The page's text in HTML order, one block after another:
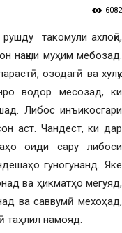
6082
такомули ахлоқӣ,
нақши муҳим мебозад.
озодагӣ ва хулқу
водор месозад, ки
Либос инъикосгари
аст. Чандест, ки дар
оиди сару либоси
гуногунанд. Яке
ва ҳикматҳо мегуяд,
ва саввумӣ мехоҳад,
таҳлил намояд.